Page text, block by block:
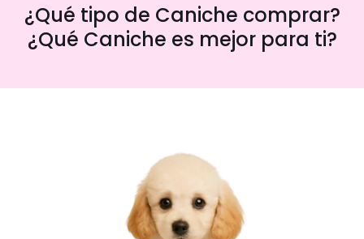
¿Qué tipo de Caniche comprar?
¿Qué Caniche es mejor para ti?